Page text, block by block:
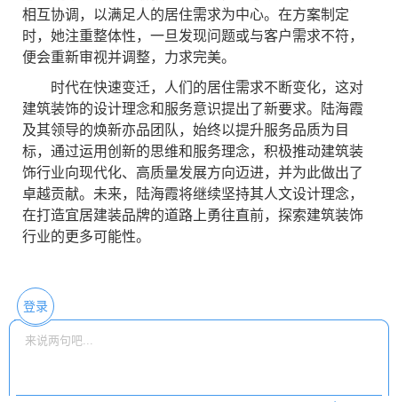
相互协调，以满足人的居住需求为中心。在方案制定
时，她注重整体性，一旦发现问题或与客户需求不符，
便会重新审视并调整，力求完美。
时代在快速变迁，人们的居住需求不断变化，这对
建筑装饰的设计理念和服务意识提出了新要求。陆海霞
及其领导的焕新亦品团队，始终以提升服务品质为目
标，通过运用创新的思维和服务理念，积极推动建筑装
饰行业向现代化、高质量发展方向迈进，并为此做出了
卓越贡献。未来，陆海霞将继续坚持其人文设计理念，
在打造宜居建装品牌的道路上勇往直前，探索建筑装饰
行业的更多可能性。
登录